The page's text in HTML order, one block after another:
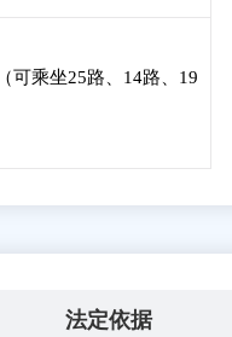
可乘坐25路、14路、19
法定依据